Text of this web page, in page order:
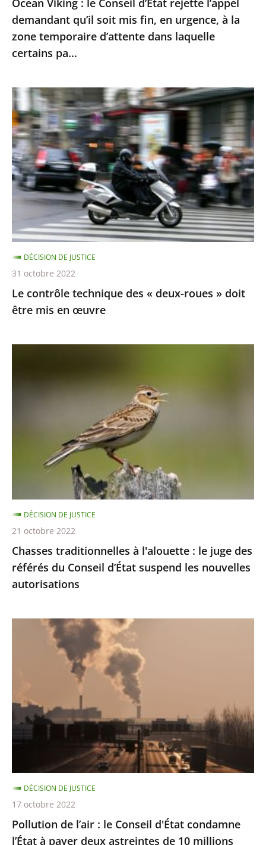
en
urgence,
temporaire
d’attente
dans
laquelle
certains
pa...
Ocean Viking : le Conseil d’État rejette l’appel
demandant qu’il soit mis fin, en urgence, à la
zone temporaire d’attente dans laquelle
certains pa...
Le
contrôle
technique
des
«
deux-
roues
doit
être
mis
en
œuvre
Le contrôle technique des « deux-roues » doit
être mis en œuvre
DÉCISION DE JUSTICE
31 octobre 2022
du
Conseil
d’État
suspend
les
nouvelles
Chasses traditionnelles à l'alouette : le juge des
référés du Conseil d’État suspend les nouvelles
autorisations
DÉCISION DE JUSTICE
21 octobre 2022
Pollution
Conseil
d'État
condamne
à
payer
deux
astreintes
de
Pollution de l’air : le Conseil d'État condamne
l’État à payer deux astreintes de 10 millions
DÉCISION DE JUSTICE
17 octobre 2022